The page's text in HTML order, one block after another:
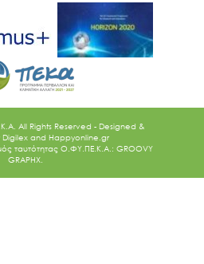
All Rights Reserved - Designed &
Digilex and Happyonline.gr
ταυτότητας Ο.ΦΥ.ΠΕ.Κ.Α.: GROOVY
GRAPHX.